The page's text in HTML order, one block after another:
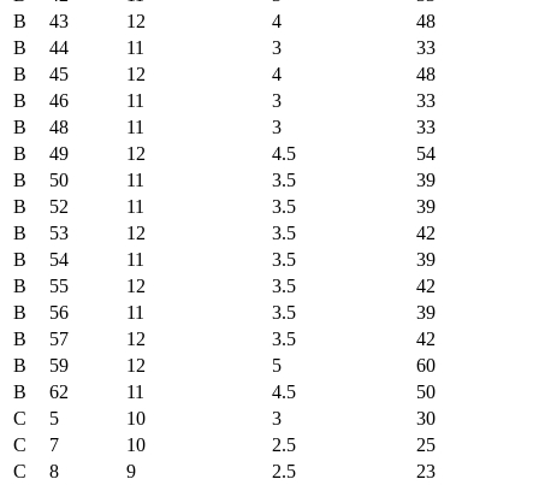
B
43 12 4
48
B
44 11 3
33
B
45 12 4
48
B
46 11 3
33
B
48 11 3
33
B
49 12 4.5
54
B
50 11 3.5
39
B
52 11 3.5
39
B
53 12 3.5
42
B
54 11 3.5
39
B
55 12 3.5
42
B
56 11 3.5
39
B
57 12 3.5
42
B
59 12 5
60
B
62 11 4.5
50
C
5 10 3
30
C
7 10 2.5
25
C
8 9 2.5 23